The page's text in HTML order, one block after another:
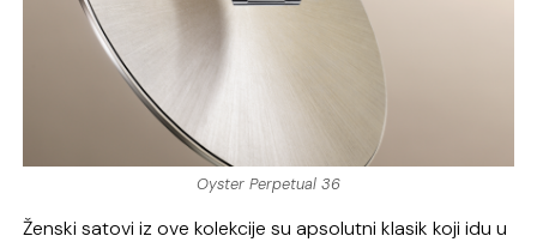
Oyster Perpetual 36
Ženski satovi iz ove kolekcije su apsolutni klasik koji idu u